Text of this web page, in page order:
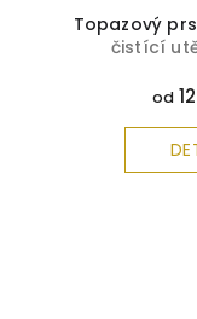
Topazový
čistící
od